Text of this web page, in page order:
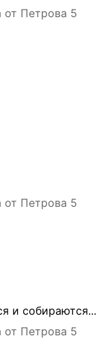
Петрова 5
Петрова 5
и собираются...
Петрова 5